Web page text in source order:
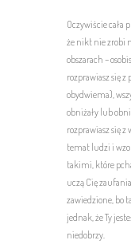
Oczywiście cała
że nikt nie zrobi
obszarach –
rozprawiasz się
obydwiema),
obniżały lub
rozprawiasz się
temat ludzi i
takimi, które
uczą Cię
zawiedzione, bo
jednak, że Ty
niedobrzy.